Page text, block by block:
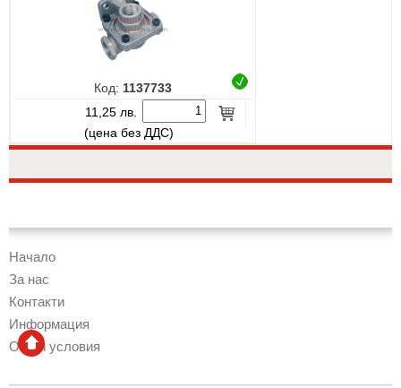
Код: 1137733
11,25 лв.
(цена без ДДС)
Начало
За нас
Контакти
Информация
Общи условия